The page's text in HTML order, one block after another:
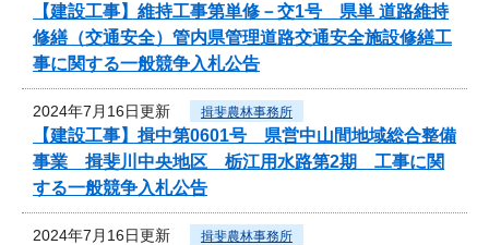
【建設工事】維持工事第単修－交1号 県単 道路維持
修繕（交通安全）管内県管理道路交通安全施設修繕工
事に関する一般競争入札公告
2024年7月16日更新 揖斐農林事務所
【建設工事】揖中第0601号 県営中山間地域総合整備
事業 揖斐川中央地区 栃江用水路第2期 工事に関
する一般競争入札公告
2024年7月16日更新 揖斐農林事務所